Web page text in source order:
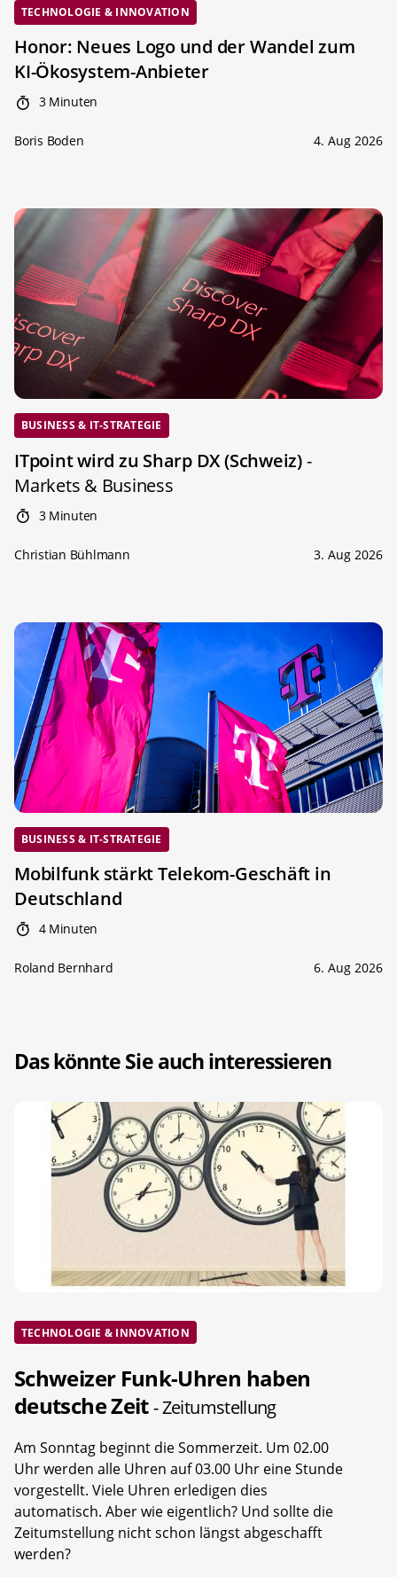
TECHNOLOGIE & INNOVATION
Honor: Neues Logo und der Wandel zum
KI-Ökosystem-Anbieter
3 Minuten
Boris Boden 4. Aug 2026
BUSINESS & IT-STRATEGIE
ITpoint wird zu Sharp DX (Schweiz)-
Markets & Business
3 Minuten
Christian Bühlmann 3. Aug 2026
BUSINESS & IT-STRATEGIE
Mobilfunk stärkt Telekom-Geschäft in
Deutschland
4 Minuten
Roland Bernhard 6. Aug 2026
Das könnte Sie auch interessieren
TECHNOLOGIE & INNOVATION
Schweizer Funk-Uhren haben
deutsche Zeit- Zeitumstellung
Am Sonntag beginnt die Sommerzeit. Um 02.00
Uhr werden alle Uhren auf 03.00 Uhr eine Stunde
vorgestellt. Viele Uhren erledigen dies
automatisch. Aber wie eigentlich? Und sollte die
Zeitumstellung nicht schon längst abgeschafft
werden?